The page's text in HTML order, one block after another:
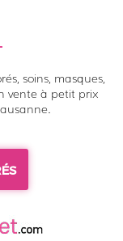
soins, masques,
vente à petit prix